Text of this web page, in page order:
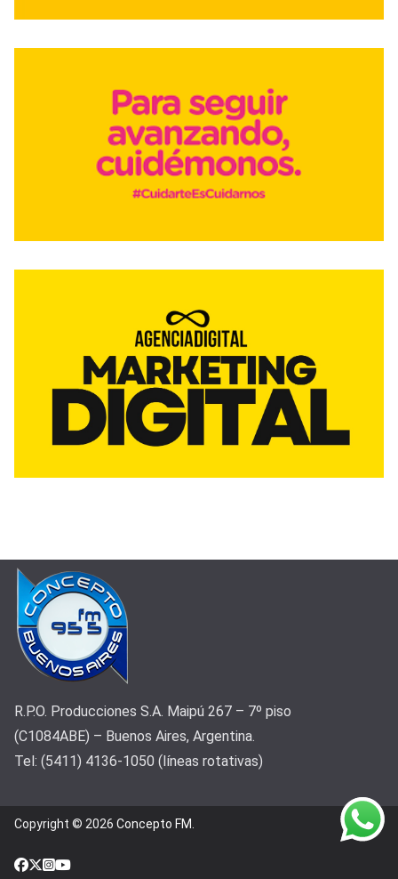
R.P.O. Producciones S.A. Maipú 267 – 7º piso
(C1084ABE) – Buenos Aires, Argentina.
Tel: (5411) 4136-1050 (líneas rotativas)
Copyright © 2026 Concepto FM